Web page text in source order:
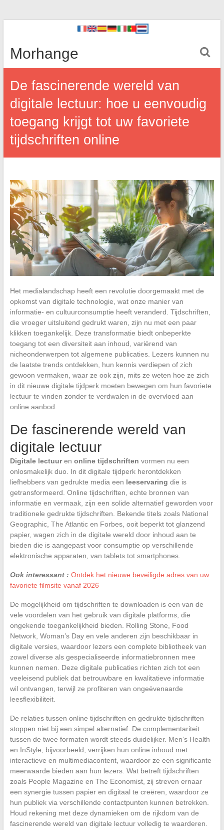
Morhange
De fascinerende wereld van
digitale lectuur: hoe u eenvoudig
toegang krijgt tot uw favoriete
tijdschriften online
Het medialandschap heeft een revolutie doorgemaakt met de
opkomst van digitale technologie, wat onze manier van
informatie- en cultuurconsumptie heeft veranderd. Tijdschriften,
die vroeger uitsluitend gedrukt waren, zijn nu met een paar
klikken toegankelijk. Deze transformatie biedt onbeperkte
toegang tot een diversiteit aan inhoud, variërend van
nicheonderwerpen tot algemene publicaties. Lezers kunnen nu
de laatste trends ontdekken, hun kennis verdiepen of zich
gewoon vermaken, waar ze ook zijn, mits ze weten hoe ze zich
in dit nieuwe digitale tijdperk moeten bewegen om hun favoriete
lectuur te vinden zonder te verdwalen in de overvloed aan
online aanbod.
De fascinerende wereld van
digitale lectuur
Digitale lectuuren online tijdschriften vormen nu een
onlosmakelijk duo. In dit digitale tijdperk herontdekken
liefhebbers van gedrukte media een leeservaring die is
getransformeerd. Online tijdschriften, echte bronnen van
informatie en vermaak, zijn een solide alternatief geworden voor
traditionele gedrukte tijdschriften. Bekende titels zoals National
Geographic, The Atlantic en Forbes, ooit beperkt tot glanzend
papier, wagen zich in de digitale wereld door inhoud aan te
bieden die is aangepast voor consumptie op verschillende
elektronische apparaten, van tablets tot smartphones.
Ook interessant : Ontdek het nieuwe beveiligde adres van uw
favoriete filmsite vanaf 2026
De mogelijkheid om tijdschriften te downloaden is een van de
vele voordelen van het gebruik van digitale platforms, die
ongekende toegankelijkheid bieden. Rolling Stone, Food
Network, Woman’s Day en vele anderen zijn beschikbaar in
digitale versies, waardoor lezers een complete bibliotheek van
zowel diverse als gespecialiseerde informatiebronnen mee
kunnen nemen. Deze digitale publicaties richten zich tot een
veeleisend publiek dat betrouwbare en kwalitatieve informatie
wil ontvangen, terwijl ze profiteren van ongeëvenaarde
leesflexibiliteit.
De relaties tussen online tijdschriften en gedrukte tijdschriften
stoppen niet bij een simpel alternatief. De complementariteit
tussen de twee formaten wordt steeds duidelijker. Men’s Health
en InStyle, bijvoorbeeld, verrijken hun online inhoud met
interactieve en multimediacontent, waardoor ze een significante
meerwaarde bieden aan hun lezers. Wat betreft tijdschriften
zoals People Magazine en The Economist, zij streven ernaar
een synergie tussen papier en digitaal te creëren, waardoor ze
hun publiek via verschillende contactpunten kunnen betrekken.
Houd rekening met deze dynamieken om de rijkdom van de
fascinerende wereld van digitale lectuur volledig te waarderen.